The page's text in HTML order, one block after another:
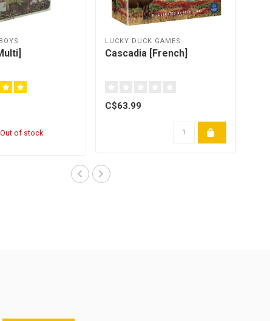
Out of stock
LUCKY DUCK GAMES
Cascadia [French]
C$63.99